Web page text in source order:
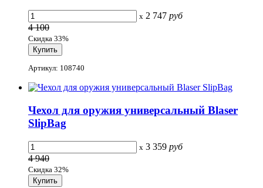
x 2 747 руб
4 100
Скидка 33%
Артикул: 108740
Чехол для оружия универсальный Blaser
SlipBag
x 3 359 руб
4 940
Скидка 32%